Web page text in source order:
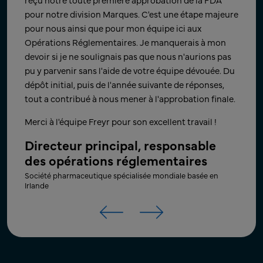
votre travail acharné, votre patience et votre soutien
au cours des derniers mois. Nous sommes ravis
d'avoir pu respecter les délais et d'atteindre un
objectif d'entreprise important pour notre jeune
société. ​
Merci encore, et nous sommes impatients de
travailler avec votre équipe sur le prochain projet !
Directeur principal du
développement commercial et de
produits​
Principale société pharmaceutique innovatrice basée aux US​
rapidement après avoir été informés. Cela démontre
continuellement l'engagement de Freyr envers les
objectifs de notre entreprise.
Directeur - Affaires réglementaires
mondiales – Opérations
Principale entreprise mondiale de produits pharmaceutiques
génériques basée en Inde
pour notre division Marques. C'est une étape majeure
pour nous ainsi que pour mon équipe ici aux
Opérations Réglementaires. Je manquerais à mon
devoir si je ne soulignais pas que nous n'aurions pas
pu y parvenir sans l'aide de votre équipe dévouée. Du
dépôt initial, puis de l'année suivante de réponses,
tout a contribué à nous mener à l'approbation finale.
Merci à l'équipe Freyr pour son excellent travail !
Directeur principal, responsable
des opérations réglementaires
Société pharmaceutique spécialisée mondiale basée en
Irlande